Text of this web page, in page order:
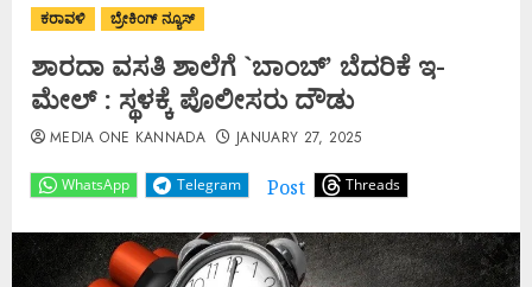
ಕರಾವಳಿ ಬ್ರೇಕಿಂಗ್ ನ್ಯೂಸ್
ಶಾರದಾ ವಸತಿ ಶಾಲೆಗೆ `ಬಾಂಬ್’ ಬೆದರಿಕೆ ಇ-
ಮೇಲ್ : ಸ್ಥಳಕ್ಕೆ ಪೊಲೀಸರು ದೌಡು
WhatsApp Telegram Post Threads
MEDIA ONE KANNADA JANUARY 27, 2025